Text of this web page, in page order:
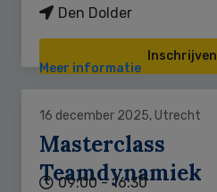
Den Dolder
Inschrijven
Meer informatie
16 december 2025, Utrecht
Masterclass
Teamdynamiek
09:00 - 16:30